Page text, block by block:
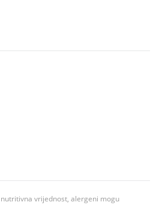
vrijednost, alergeni mogu